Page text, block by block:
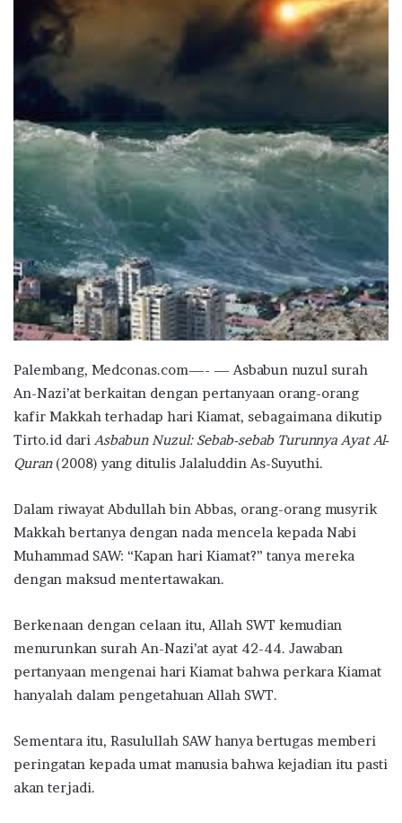
Palembang, Medconas.com—- — Asbabun nuzul surah
An-Nazi’at berkaitan dengan pertanyaan orang-orang
kafir Makkah terhadap hari Kiamat, sebagaimana dikutip
Tirto.id dari Asbabun Nuzul: Sebab-sebab Turunnya Ayat Al-
Quran(2008) yang ditulis Jalaluddin As-Suyuthi.
Dalam riwayat Abdullah bin Abbas, orang-orang musyrik
Makkah bertanya dengan nada mencela kepada Nabi
Muhammad SAW: “Kapan hari Kiamat?” tanya mereka
dengan maksud mentertawakan.
Berkenaan dengan celaan itu, Allah SWT kemudian
menurunkan surah An-Nazi’at ayat 42-44. Jawaban
pertanyaan mengenai hari Kiamat bahwa perkara Kiamat
hanyalah dalam pengetahuan Allah SWT.
Sementara itu, Rasulullah SAW hanya bertugas memberi
peringatan kepada umat manusia bahwa kejadian itu pasti
akan terjadi.